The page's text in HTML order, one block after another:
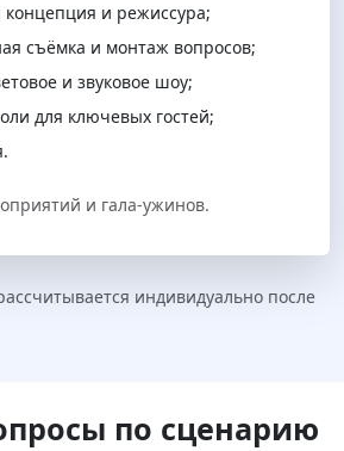
концепция и режиссура;
съёмка и монтаж вопросов;
и звуковое шоу;
для ключевых гостей;
и гала-ужинов.
индивидуально после
по сценарию